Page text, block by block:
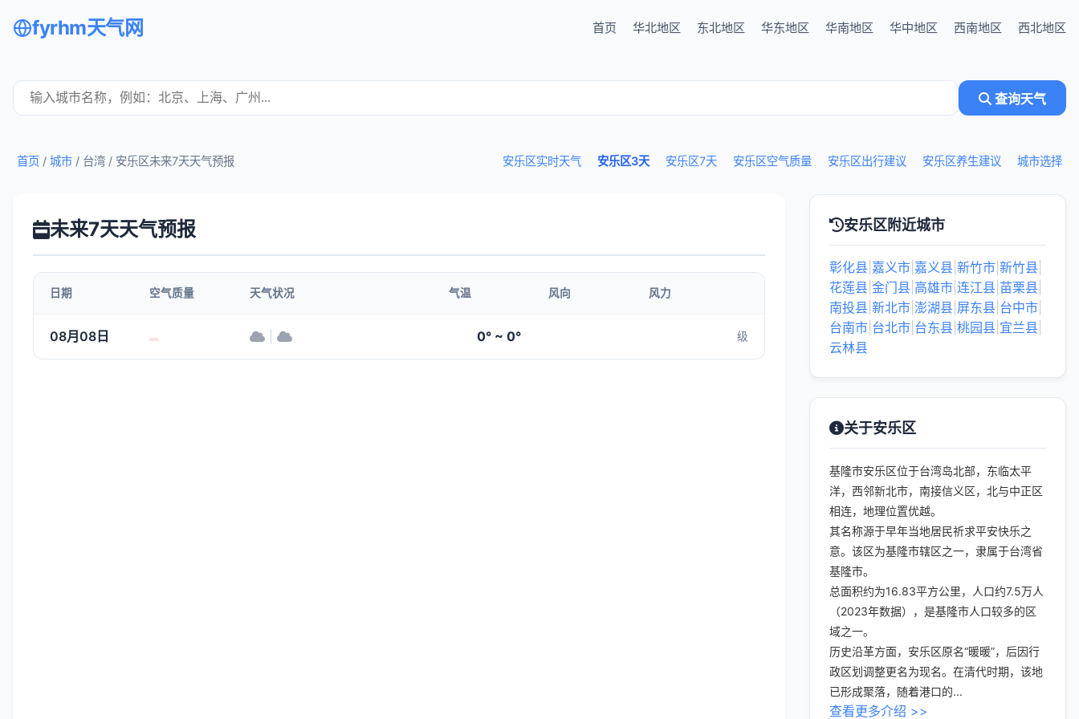
fyrhm天气网 首页 华北地区 东北地区 华东地区 华南地区 华中地区 西南地区 西北地区
查询天气
安乐区实时天气 安乐区3天 安乐区7天 安乐区空气质量 安乐区出行建议 安乐区养生建议 城市选择
首页 / 城市 / 台湾 / 安乐区未来7天天气预报
未来7天天气预报
日期 空气质量 天气状况 气温 风向 风力
08月08日 0° ~ 0° 级
安乐区附近城市
彰化县 嘉义市 嘉义县 新竹市 新竹县
花莲县 金门县 高雄市 连江县 苗栗县
南投县 新北市 澎湖县 屏东县 台中市
台南市 台北市 台东县 桃园县 宜兰县
云林县
关于安乐区
基隆市安乐区位于台湾岛北部，东临太平
洋，西邻新北市，南接信义区，北与中正区
相连，地理位置优越。
其名称源于早年当地居民祈求平安快乐之
意。该区为基隆市辖区之一，隶属于台湾省
基隆市。
总面积约为16.83平方公里，人口约7.5万人
（2023年数据），是基隆市人口较多的区
域之一。
历史沿革方面，安乐区原名“暖暖”，后因行
政区划调整更名为现名。在清代时期，该地
已形成聚落，随着港口的...
查看更多介绍 >>